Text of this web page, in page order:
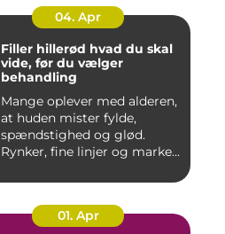
04. Apr
Filler hillerød hvad du skal
vide, før du vælger
behandling
Mange oplever med alderen,
at huden mister fylde,
spændstighed og glød.
Rynker, fine linjer og marke...
01. Apr